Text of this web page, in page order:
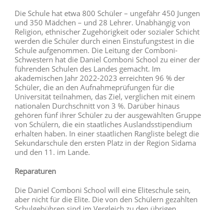
Die Schule hat etwa 800 Schüler – ungefähr 450 Jungen
und 350 Mädchen – und 28 Lehrer. Unabhängig von
Religion, ethnischer Zugehörigkeit oder sozialer Schicht
werden die Schüler durch einen Einstufungstest in die
Schule aufgenommen. Die Leitung der Comboni-
Schwestern hat die Daniel Comboni School zu einer der
führenden Schulen des Landes gemacht. Im
akademischen Jahr 2022-2023 erreichten 96 % der
Schüler, die an den Aufnahmeprüfungen für die
Universität teilnahmen, das Ziel, verglichen mit einem
nationalen Durchschnitt von 3 %. Darüber hinaus
gehören fünf ihrer Schüler zu der ausgewählten Gruppe
von Schülern, die ein staatliches Auslandsstipendium
erhalten haben. In einer staatlichen Rangliste belegt die
Sekundarschule den ersten Platz in der Region Sidama
und den 11. im Lande.
Reparaturen
Die Daniel Comboni School will eine Eliteschule sein,
aber nicht für die Elite. Die von den Schülern gezahlten